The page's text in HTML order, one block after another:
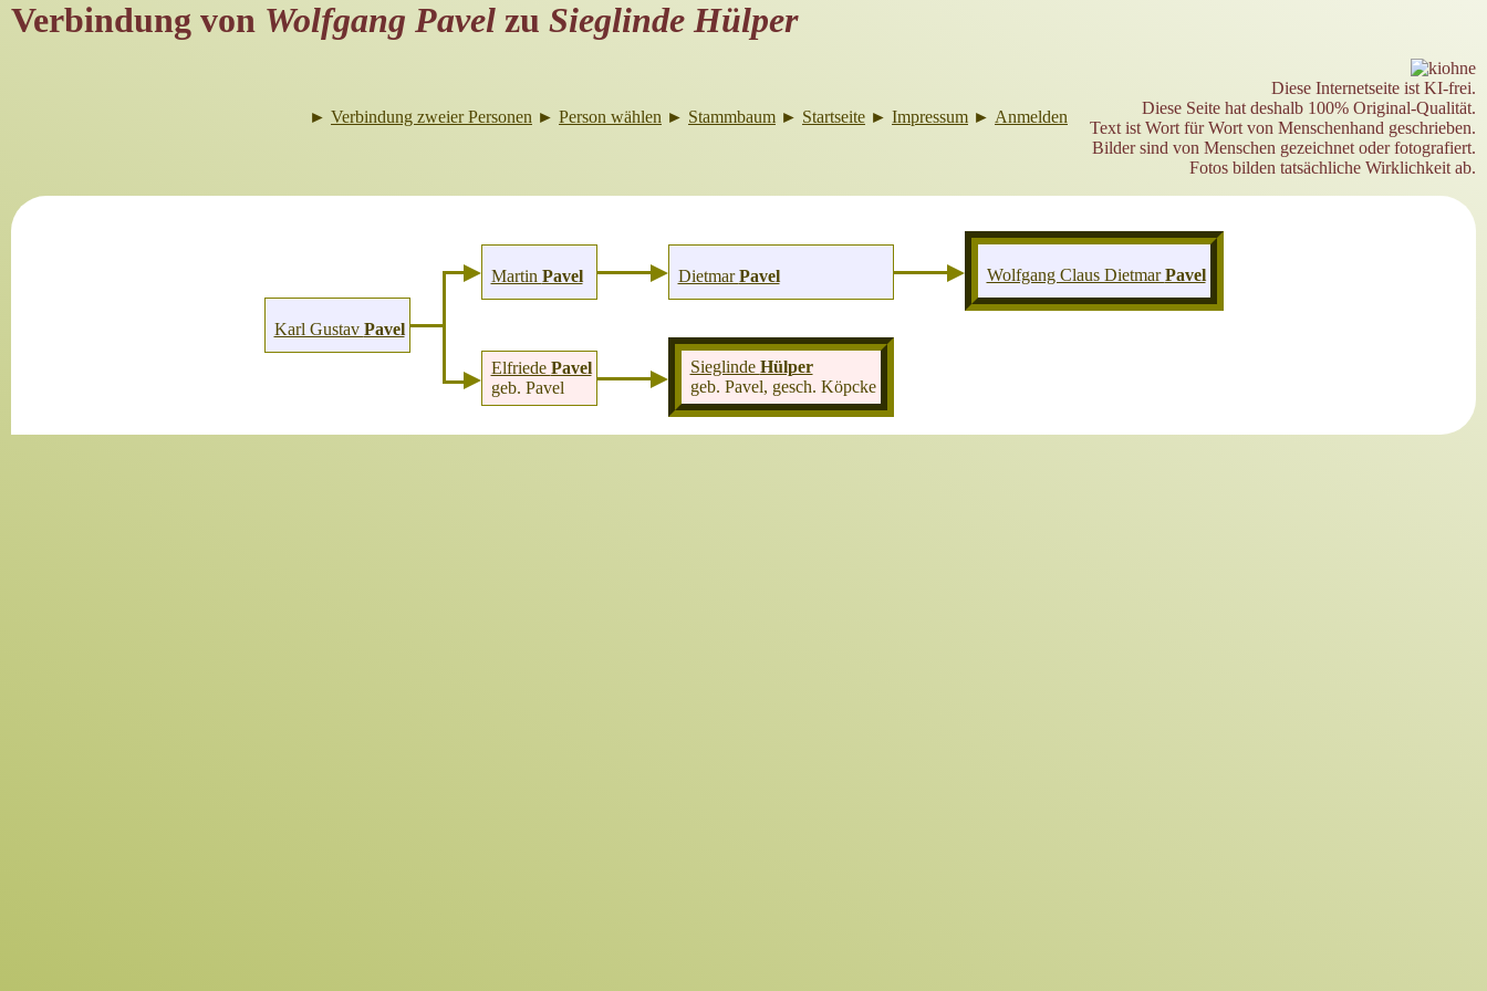
Verbindung von Wolfgang Pavel zu Sieglinde Hülper
► Verbindung zweier Personen ► Person wählen ► Stammbaum ► Startseite ► Impressum ► Anmelden
Diese Internetseite ist KI-frei.
Diese Seite hat deshalb 100% Original-Qualität.
Text ist Wort für Wort von Menschenhand geschrieben.
Bilder sind von Menschen gezeichnet oder fotografiert.
Fotos bilden tatsächliche Wirklichkeit ab.
Karl Gustav Pavel
Martin Pavel
Elfriede Pavel
geb. Pavel
DietmarPavel
Sieglinde Hülper
geb. Pavel, gesch. Köpcke
Wolfgang Claus DietmarPavel